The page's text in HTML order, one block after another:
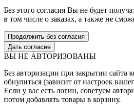
Без этого согласия Вы не будет
в том числе о заказах, а также не
Продолжить без согласия
Дать согласие
ВЫ НЕ АВТОРИЗОВАНЫ
Без авторизации при закрытии сайта
обнулиться (зависит от настроек
Если у вас есть логин, советуем
потом добавлять товары в корзину.